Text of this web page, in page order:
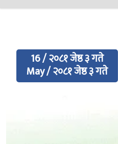
16 / २०८१ जेष्ठ ३ गते
May / २०८१ जेष्ठ ३ गते